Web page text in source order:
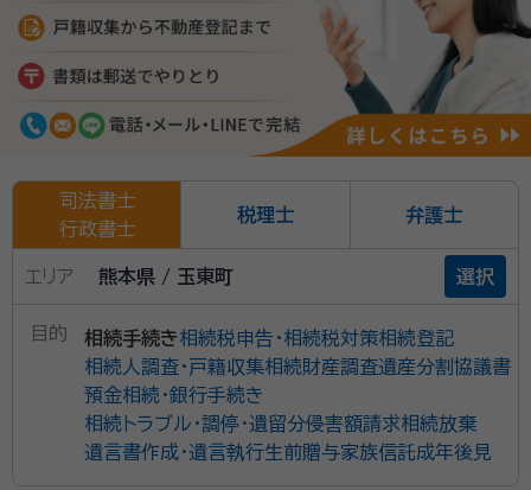
司法書士
行政書士
税理士 弁護士
エリア 熊本県 / 玉東町 選択
目的 相続手続き相続税申告・相続税対策相続登記
相続人調査・戸籍収集相続財産調査遺産分割協議書
預金相続・銀行手続き
相続トラブル・調停・遺留分侵害額請求相続放棄
遺言書作成・遺言執行生前贈与家族信託成年後見